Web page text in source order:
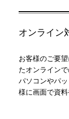
オンライン
お客様のご要
たオンライン
パソコンやパ
様に画面で資